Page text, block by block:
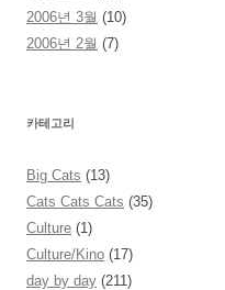
2006년 3월 (10)
2006년 2월 (7)
카테고리
Big Cats (13)
Cats Cats Cats (35)
Culture (1)
Culture/Kino (17)
day by day (211)